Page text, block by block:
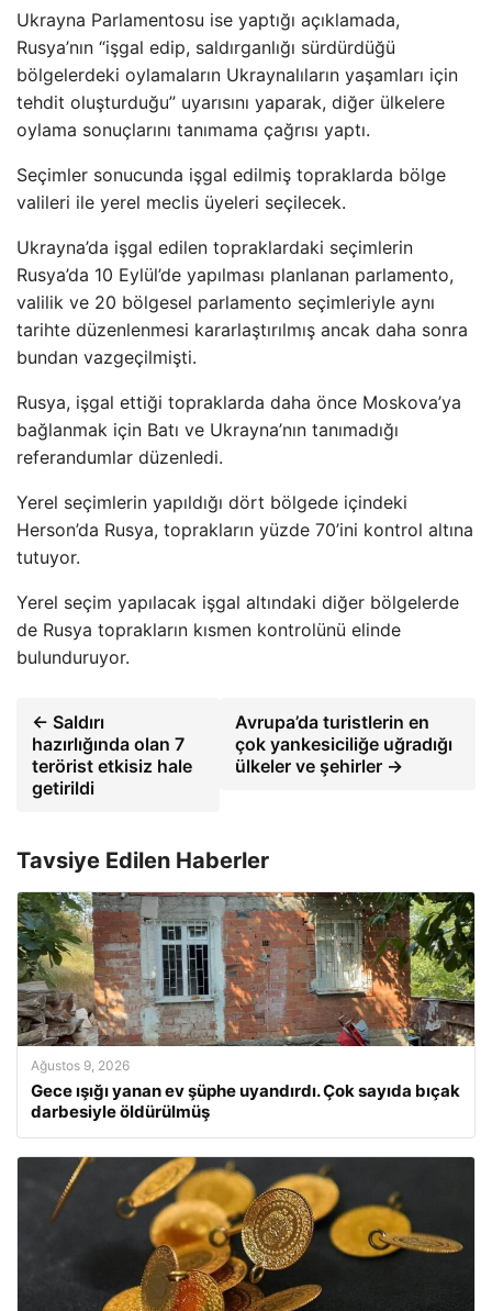
Ukrayna Parlamentosu ise yaptığı açıklamada,
Rusya’nın “işgal edip, saldırganlığı sürdürdüğü
bölgelerdeki oylamaların Ukraynalıların yaşamları için
tehdit oluşturduğu” uyarısını yaparak, diğer ülkelere
oylama sonuçlarını tanımama çağrısı yaptı.
Seçimler sonucunda işgal edilmiş topraklarda bölge
valileri ile yerel meclis üyeleri seçilecek.
Ukrayna’da işgal edilen topraklardaki seçimlerin
Rusya’da 10 Eylül’de yapılması planlanan parlamento,
valilik ve 20 bölgesel parlamento seçimleriyle aynı
tarihte düzenlenmesi kararlaştırılmış ancak daha sonra
bundan vazgeçilmişti.
Rusya, işgal ettiği topraklarda daha önce Moskova’ya
bağlanmak için Batı ve Ukrayna’nın tanımadığı
referandumlar düzenledi.
Yerel seçimlerin yapıldığı dört bölgede içindeki
Herson’da Rusya, toprakların yüzde 70’ini kontrol altına
tutuyor.
Yerel seçim yapılacak işgal altındaki diğer bölgelerde
de Rusya toprakların kısmen kontrolünü elinde
bulunduruyor.
← Saldırı
hazırlığında olan 7
terörist etkisiz hale
getirildi
Avrupa’da turistlerin en
çok yankesiciliğe uğradığı
ülkeler ve şehirler →
Tavsiye Edilen Haberler
Ağustos 9, 2026
Gece ışığı yanan ev şüphe uyandırdı. Çok sayıda bıçak
darbesiyle öldürülmüş